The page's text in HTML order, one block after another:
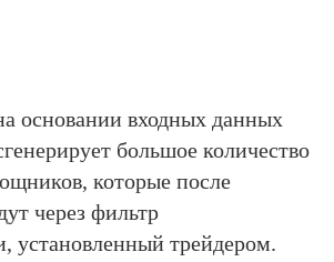
основании входных данных
большое количество
которые после
через фильтр
установленный трейдером.